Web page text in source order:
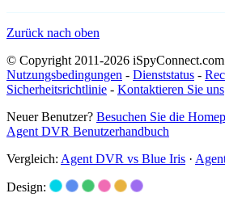
Zurück nach oben
© Copyright 2011-2026
Nutzungsbedingungen - Dienststatus -
Sicherheitsrichtlinie - Kontaktieren Sie uns
Neuer Benutzer? Besuchen Sie die
Agent DVR Benutzerhandbuch
Vergleich: Agent DVR vs Blue Iris ·
Design: